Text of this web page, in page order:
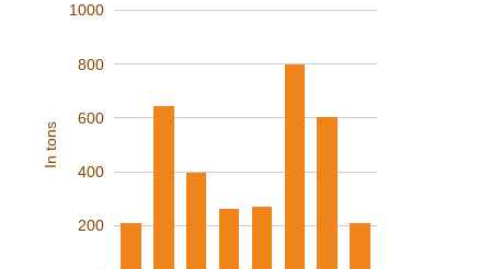
200
400
600
800
1000
In tons